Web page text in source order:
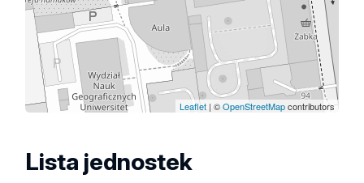
Leaflet| ©OpenStreetMapcontributors
Lista jednostek